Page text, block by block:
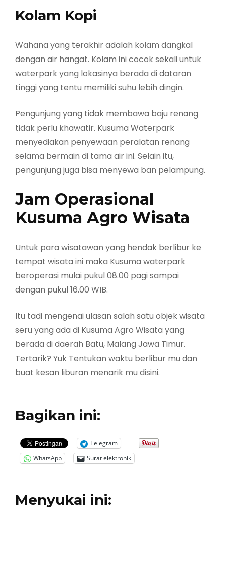
Kolam Kopi
Wahana yang terakhir adalah kolam dangkal
dengan air hangat. Kolam ini cocok sekali untuk
waterpark yang lokasinya berada di dataran
tinggi yang tentu memiliki suhu lebih dingin.
Pengunjung yang tidak membawa baju renang
tidak perlu khawatir. Kusuma Waterpark
menyediakan penyewaan peralatan renang
selama bermain di tama air ini. Selain itu,
pengunjung juga bisa menyewa ban pelampung.
Jam Operasional
Kusuma Agro Wisata
Untuk para wisatawan yang hendak berlibur ke
tempat wisata ini maka Kusuma waterpark
beroperasi mulai pukul 08.00 pagi sampai
dengan pukul 16.00 WIB.
Itu tadi mengenai ulasan salah satu objek wisata
seru yang ada di Kusuma Agro Wisata yang
berada di daerah Batu, Malang Jawa Timur.
Tertarik? Yuk Tentukan waktu berlibur mu dan
buat kesan liburan menarik mu disini.
Bagikan ini:
Telegram
WhatsApp
Surat elektronik
Menyukai ini: